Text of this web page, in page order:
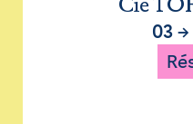
03 →